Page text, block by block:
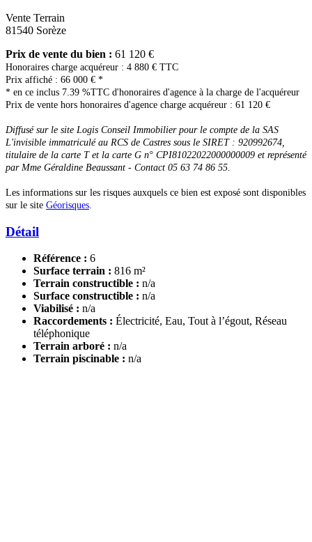
Vente Terrain
81540 Sorèze
Prix de vente du bien : 61 120 €
Honoraires charge acquéreur : 4 880 € TTC
Prix affiché : 66 000 € *
* en ce inclus 7.39 %TTC d'honoraires d'agence à la charge de l'acquéreur
Prix de vente hors honoraires d'agence charge acquéreur : 61 120 €
Diffusé sur le site Logis Conseil Immobilier pour le compte de la SAS
L'invisible immatriculé au RCS de Castres sous le SIRET : 920992674,
titulaire de la carte T et la carte G n° CPI81022022000000009 et représenté
par Mme Géraldine Beaussant - Contact 05 63 74 86 55.
Les informations sur les risques auxquels ce bien est exposé sont disponibles
sur le site Géorisques
Détail
Référence : 6
Surface terrain : 816 m²
Terrain constructible : n/a
Surface constructible : n/a
Viabilisé : n/a
Raccordements : Électricité, Eau, Tout à l’égout, Réseau
téléphonique
Terrain arboré : n/a
Terrain piscinable : n/a